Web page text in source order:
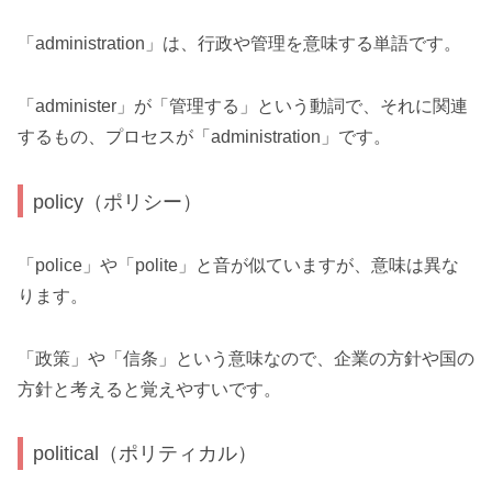
「administration」は、行政や管理を意味する単語です。
「administer」が「管理する」という動詞で、それに関連
するもの、プロセスが「administration」です。
policy（ポリシー）
「police」や「polite」と音が似ていますが、意味は異な
ります。
「政策」や「信条」という意味なので、企業の方針や国の
方針と考えると覚えやすいです。
political（ポリティカル）